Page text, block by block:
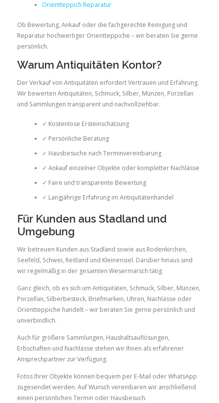
Orientteppich Reparatur
Ob Bewertung, Ankauf oder die fachgerechte Reinigung und
Reparatur hochwertiger Orientteppiche – wir beraten Sie gerne
persönlich.
Warum Antiquitäten Kontor?
Der Verkauf von Antiquitäten erfordert Vertrauen und Erfahrung.
Wir bewerten Antiquitäten, Schmuck, Silber, Münzen, Porzellan
und Sammlungen transparent und nachvollziehbar.
✓ Kostenlose Ersteinschätzung
✓ Persönliche Beratung
✓ Hausbesuche nach Terminvereinbarung
✓ Ankauf einzelner Objekte oder kompletter Nachlässe
✓ Faire und transparente Bewertung
✓ Langjährige Erfahrung im Antiquitätenhandel
Für Kunden aus Stadland und
Umgebung
Wir betreuen Kunden aus Stadland sowie aus Rodenkirchen,
Seefeld, Schwei, Reitland und Kleinensiel. Darüber hinaus sind
wir regelmäßig in der gesamten Wesermarsch tätig.
Ganz gleich, ob es sich um Antiquitäten, Schmuck, Silber, Münzen,
Porzellan, Silberbesteck, Briefmarken, Uhren, Nachlässe oder
Orientteppiche handelt – wir beraten Sie gerne persönlich und
unverbindlich.
Auch für größere Sammlungen, Haushaltsauflösungen,
Erbschaften und Nachlässe stehen wir Ihnen als erfahrener
Ansprechpartner zur Verfügung.
Fotos Ihrer Objekte können bequem per E-Mail oder WhatsApp
zugesendet werden. Auf Wunsch vereinbaren wir anschließend
einen persönlichen Termin oder Hausbesuch.